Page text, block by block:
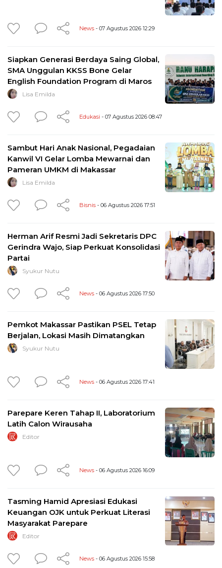
News - 07 Agustus 2026 12:29
Siapkan Generasi Berdaya Saing Global,
SMA Unggulan KKSS Bone Gelar
English Foundation Program di Maros
Lisa Emilda
Edukasi - 07 Agustus 2026 08:47
Sambut Hari Anak Nasional, Pegadaian
Kanwil VI Gelar Lomba Mewarnai dan
Pameran UMKM di Makassar
Lisa Emilda
Bisnis - 06 Agustus 2026 17:51
Herman Arif Resmi Jadi Sekretaris DPC
Gerindra Wajo, Siap Perkuat Konsolidasi
Partai
Syukur Nutu
News - 06 Agustus 2026 17:50
Pemkot Makassar Pastikan PSEL Tetap
Berjalan, Lokasi Masih Dimatangkan
Syukur Nutu
News - 06 Agustus 2026 17:41
Parepare Keren Tahap II, Laboratorium
Latih Calon Wirausaha
Editor
News - 06 Agustus 2026 16:09
Tasming Hamid Apresiasi Edukasi
Keuangan OJK untuk Perkuat Literasi
Masyarakat Parepare
Editor
News - 06 Agustus 2026 15:58